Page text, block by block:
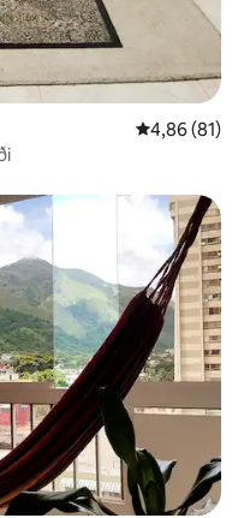
4,86 af 5 í
4,86 (81)